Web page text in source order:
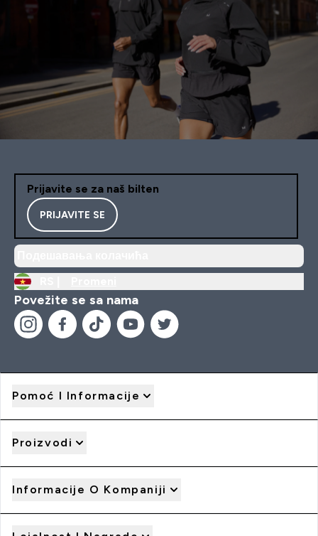
Prijavite se za naš bilten
PRIJAVITE SE
Povežite se sa nama
Pomoć I Informacije
Proizvodi
Informacije O Kompaniji